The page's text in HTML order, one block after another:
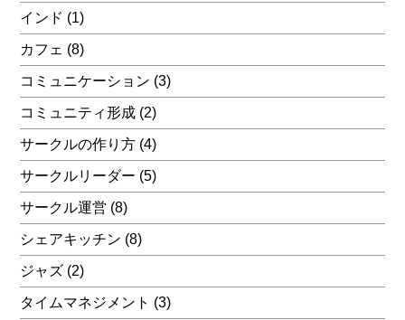
インド (1)
カフェ (8)
コミュニケーション (3)
コミュニティ形成 (2)
サークルの作り方 (4)
サークルリーダー (5)
サークル運営 (8)
シェアキッチン (8)
ジャズ (2)
タイムマネジメント (3)